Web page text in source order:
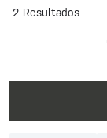
2 Resultados